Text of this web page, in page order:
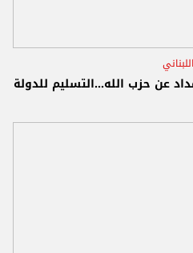
عن حزب الله...التسليم للدولة